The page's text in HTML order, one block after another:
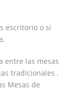
escritorio o si
entre las mesas
tradicionales ,
Mesas de